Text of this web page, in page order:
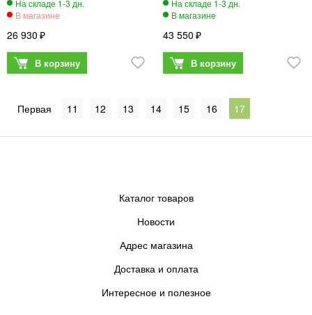
26 930 43 550
11 12 13 14 15 16 17
Каталог товаров
Новости
Адрес магазина
Доставка и оплата
Интересное и полезное